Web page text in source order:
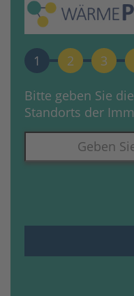
1 2 3
Bitte geben Sie
Standorts der